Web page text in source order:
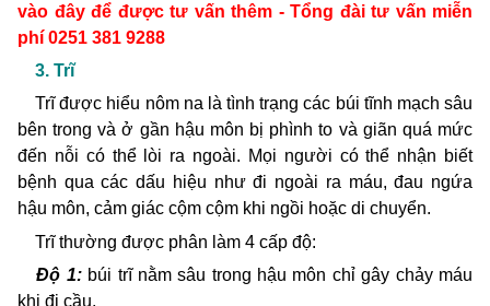
vào đây để được tư vấn thêm -Tổng đài tư vấn miễn
phí 0251 381 9288
3. Trĩ
Trĩ được hiểu nôm na là tình trạng các búi tĩnh mạch sâu
bên trong và ở gần hậu môn bị phình to và giãn quá mức
đến nỗi có thể lòi ra ngoài. Mọi người có thể nhận biết
bệnh qua các dấu hiệu như đi ngoài ra máu, đau ngứa
hậu môn, cảm giác cộm cộm khi ngồi hoặc di chuyển.
Trĩ thường được phân làm 4 cấp độ:
Độ 1: búi trĩ nằm sâu trong hậu môn chỉ gây chảy máu
khi đi cầu.